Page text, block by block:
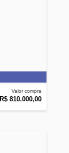
Valor compra
R$ 810.000,00